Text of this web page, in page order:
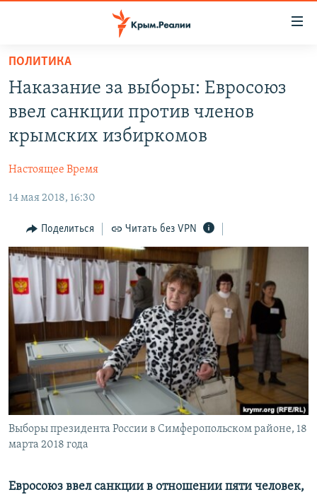
Вернуться
основному
содержанию
главной
Вернутся
поиску
11 ЛЕТ ОККУПАЦИИ КРЫМА. 11 ИСТОРИЙ СОПРОТИВЛЕНИЯ
ЕЩЕ
ИНТЕРАКТИВ
ИНФОГРАФИКА
ТЕЛЕПРОЕКТ КРЫМ.РЕАЛИИ
СОВЕТЫ ПРАВОЗАЩИТНИКОВ
ПРОПАВШИЕ БЕЗ ВЕСТИ
ПОБЕДИТЕЛЕЙ НЕ СУДЯТ?
КРЫМ.НЕПОКОРЕННЫЙ
ELIFBE
УКРАИНСКАЯ ПРОБЛЕМА КРЫМА
РАДІО СВОБОДА
КАК ОБОЙТИ БЛОКИРОВКУ
Українською
Qırımtatar
ПРИСОЕДИНЯЙТЕСЬ!
Все сайты RFE/RL
ПОЛИТИКА
Наказание за выборы: Евросоюз
ввел санкции против членов
крымских избиркомов
Настоящее Время
14 мая 2018, 16:30
Поделиться Читать без VPN
Выборы президента России в Симферопольском районе, 18
марта 2018 года
Евросоюз ввел санкции в отношении пяти человек,